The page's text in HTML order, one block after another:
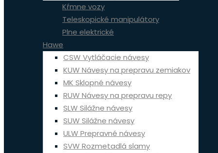
Kŕmne vozy
Teleskopické manipulátory
Plne elektrické
Hawe
CSW Vytláčacie návesy
KUW Návesy na prepravu zemiakov
MK Sklopné návesy
RUW Návesy na prepravu repy
SLW Silážne návesy
SUW Silážne návesy
ULW Prepravné návesy
SVW Rozmetadlá slamy